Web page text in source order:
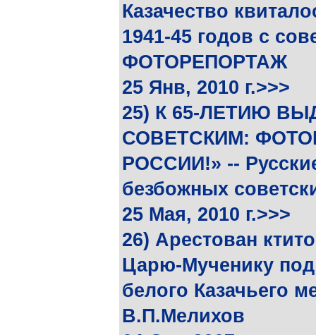
Казачество
1941-45 годов с
ФОТОРЕПОРТАЖ
25 Янв, 2010 г.>>>
25) К 65-ЛЕТИЮ
СОВЕТСКИМ:
РОССИИ!» --
безбожных
25 Мая, 2010 г.>>>
26) Арестован
Царю-Мученику
белого Казачьего
В.П.Мелихов